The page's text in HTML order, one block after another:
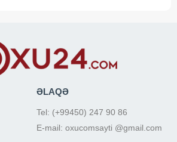
ƏLAQƏ
Tel: (+99450) 247 90 86
E-mail: oxucomsayti @gmail.com